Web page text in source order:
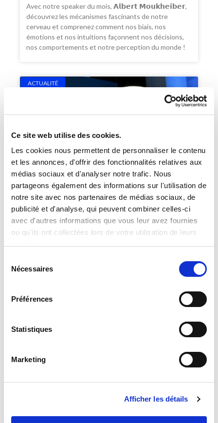
Ce site web utilise des cookies.
Les cookies nous permettent de personnaliser le contenu
et les annonces, d'offrir des fonctionnalités relatives aux
médias sociaux et d'analyser notre trafic. Nous
partageons également des informations sur l'utilisation de
notre site avec nos partenaires de médias sociaux, de
publicité et d'analyse, qui peuvent combiner celles-ci
avec d'autres informations que vous leur avez fournies
ou qu'ils ont collectées lors de votre utilisation de leurs
Nécessaires
Préférences
Statistiques
Marketing
Afficher les détails
Avec notre speaker du mois, 𝗔𝗹𝗯𝗲𝗿𝘁 𝗠𝗼𝘂𝗸𝗵𝗲𝗶𝗯𝗲𝗿,
découvrez les mécanismes fascinants de notre
cerveau et comprenez comment nos biais, nos
émotions et nos intuitions façonnent nos décisions,
nos comportements et notre perception du monde !
ACTUALITÉ
Découvrez l’édition estivale de 𝗟𝗮 𝗞𝗲𝘆𝗻𝗼𝘁𝗲, notre
proposons un focus sur le thème
« 𝗧𝗿𝗮𝗻𝘀𝗳𝗼𝗿𝗺𝗮𝘁𝗶𝗼𝗻 : 𝗱𝗲𝘀 𝗴𝗿𝗮𝗻𝗱𝘀 𝗱𝗶𝗿𝗶𝗴𝗲𝗮𝗻𝘁𝘀
inspirants. Mais aussi…